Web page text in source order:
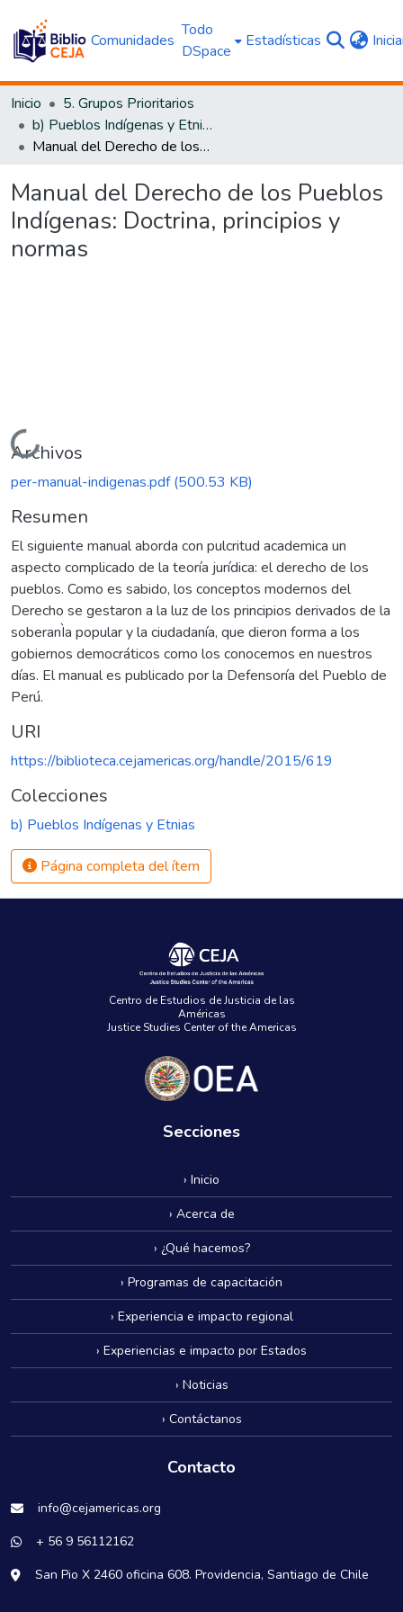
Comunidades
Todo
DSpace
Estadísticas
Inicio
5. Grupos Prioritarios
b) Pueblos Indígenas y Etnias
Manual del Derecho de los Pueblos Indígenas: Doctrina, principios y normas
Manual del Derecho de los Pueblos
Indígenas: Doctrina, principios y
normas
Cargando...
Archivos
per-manual-indigenas.pdf(500.53 KB)
Resumen
El siguiente manual aborda con pulcritud academica un
aspecto complicado de la teoría jurídica: el derecho de los
pueblos. Como es sabido, los conceptos modernos del
Derecho se gestaron a la luz de los principios derivados de la
soberanÌa popular y la ciudadanía, que dieron forma a los
gobiernos democráticos como los conocemos en nuestros
días. El manual es publicado por la Defensoría del Pueblo de
Perú.
URI
https://biblioteca.cejamericas.org/handle/2015/619
Colecciones
b) Pueblos Indígenas y Etnias
Página completa del ítem
Centro de Estudios de Justicia de las
Américas
Justice Studies Center of the Americas
Secciones
› Inicio
› Acerca de
› ¿Qué hacemos?
› Programas de capacitación
› Experiencia e impacto regional
› Experiencias e impacto por Estados
› Noticias
› Contáctanos
Contacto
info@cejamericas.org
+ 56 9 56112162
San Pio X 2460 oficina 608. Providencia, Santiago de Chile